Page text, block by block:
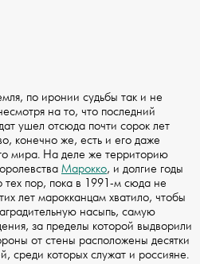
по иронии судьбы так и не
на то, что последний
ушел отсюда почти сорок лет
конечно же, есть и его даже
мира. На деле же территорию
Марокко, и долгие годы
тех пор, пока в 1991-м сюда не
лет марокканцам хватило, чтобы
насыпь, самую
за пределы которой выдворили
от стены расположены десятки
среди которых служат и россияне.